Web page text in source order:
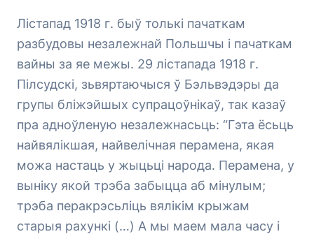
Лістапад 1918 г. быў толькі пачаткам
разбудовы незалежнай Польшчы і пачаткам
вайны за яе межы. 29 лістапада 1918 г.
Пілсудскі, зьвяртаючыся ў Бэльвэдэры да
групы бліжэйшых супрацоўнікаў, так казаў
пра адноўленую незалежнасьць: “Гэта ёсьць
найвялікшая, найвелічная перамена, якая
можа настаць у жыцьці народа. Перамена, у
выніку якой трэба забыцца аб мінулым;
трэба перакрэсьліць вялікім крыжам
старыя рахункі (…) А мы маем мала часу і